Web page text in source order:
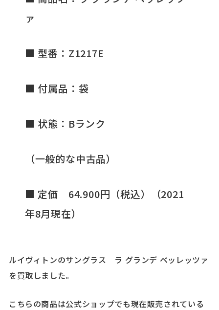
ァ
■ 型番：Z1217E
■ 付属品：袋
■ 状態：Bランク
（一般的な中古品）
■ 定価 64.900円（税込）（2021
年8月現在）
ルイヴィトンのサングラス ラ グランデ ベッレッツァ
を買取しました。
こちらの商品は公式ショップでも現在販売されている